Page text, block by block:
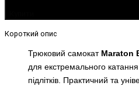
Короткий опис
Трюковий самокат Maraton
для екстремального
підлітків. Практичний та